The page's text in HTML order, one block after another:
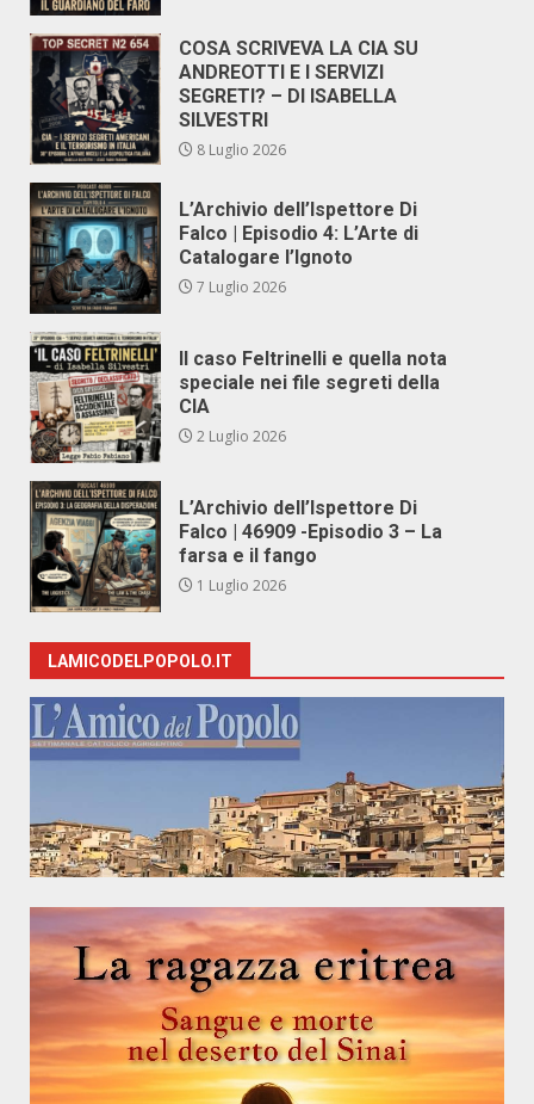
COSA SCRIVEVA LA CIA SU
ANDREOTTI E I SERVIZI
SEGRETI? – DI ISABELLA
SILVESTRI
8 Luglio 2026
L’Archivio dell’Ispettore Di
Falco | Episodio 4: L’Arte di
Catalogare l’Ignoto
7 Luglio 2026
Il caso Feltrinelli e quella nota
speciale nei file segreti della
CIA
2 Luglio 2026
L’Archivio dell’Ispettore Di
Falco | 46909 -Episodio 3 – La
farsa e il fango
1 Luglio 2026
LAMICODELPOPOLO.IT